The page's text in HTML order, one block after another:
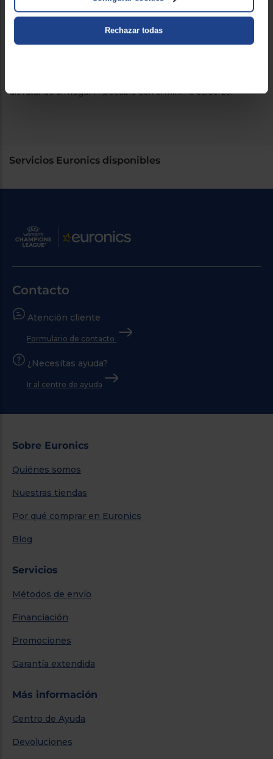
Rechazar todas
perfecta para hogares con niños o mascotas.
El aspirador escoba Shark IP3251EUT es de libre
instalación, lo que significa que puedes utilizarlo donde más lo
disfrutar de un hogar impecable con el mínimo esfuerzo.
Servicios Euronics disponibles
Contacto
Atención cliente
Formulario de contacto
¿Necesitas ayuda?
Ir al centro de ayuda
Sobre Euronics
Quiénes somos
Nuestras tiendas
Por qué comprar en Euronics
Blog
Servicios
Métodos de envío
Financiación
Promociones
Garantía extendida
Más información
Centro de Ayuda
Devoluciones